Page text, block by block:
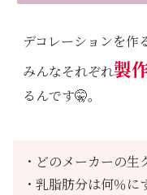
デコレーションを作
みんなそれぞれ製
るんです🤫。
・どのメーカーの
・乳脂肪分は何％に